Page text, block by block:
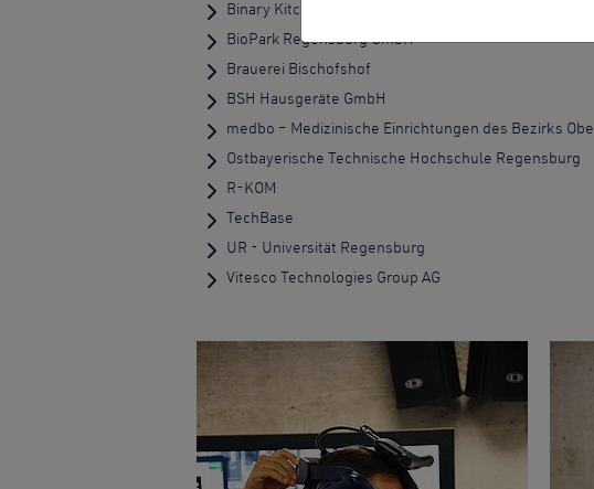
Binary Kitchen e.V.
BioPark Regensburg GmbH
Brauerei Bischofshof
BSH Hausgeräte GmbH
medbo – Medizinische Einrichtungen des Bezirks
Ostbayerische Technische Hochschule Regensburg
R-KOM
TechBase
UR - Universität Regensburg
Vitesco Technologies Group AG